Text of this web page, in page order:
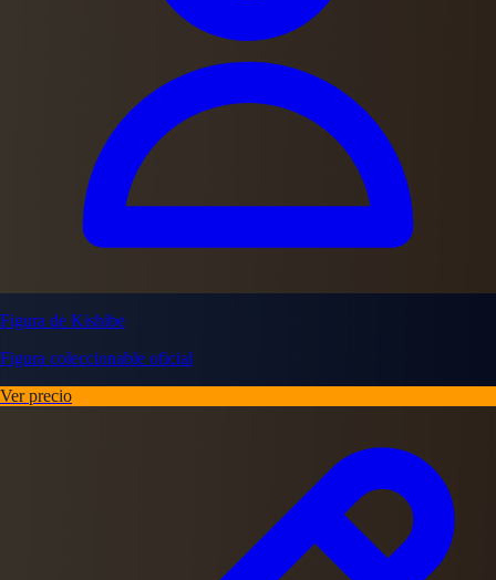
Figura de Kishibe
Figura coleccionable oficial
Ver precio